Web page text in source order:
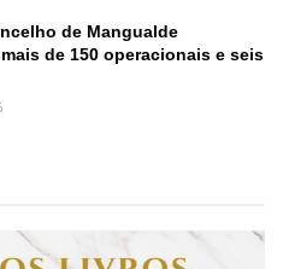
de Mangualde
de 150 operacionais e seis